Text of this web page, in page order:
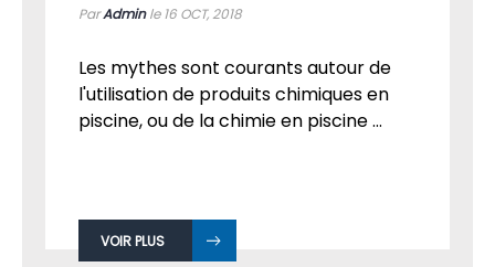
ParAdminle 16 OCT, 2018
Les mythes sont courants autour de
l'utilisation de produits chimiques en
piscine, ou de la chimie en piscine ...
VOIR PLUS